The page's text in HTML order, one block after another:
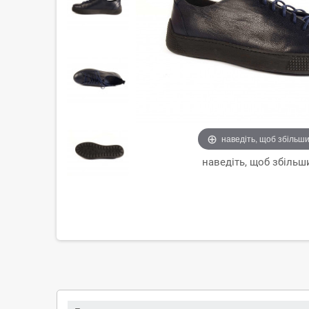
наведіть, щоб
наведіть, щоб